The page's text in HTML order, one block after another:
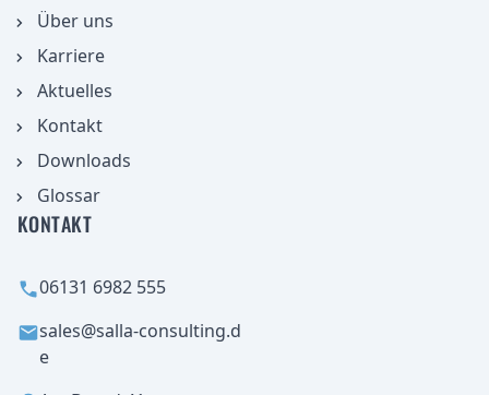
Über uns
Karriere
Aktuelles
Kontaktaufnehmen
Downloads
Glossar
KONTAKT
06131 6982 555
sales@salla-consulting.d
e